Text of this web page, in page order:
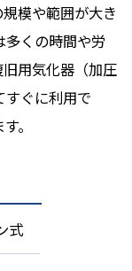
模や範囲が大き
多くの時間や労
用気化器（加圧
すぐに利用で
。
式